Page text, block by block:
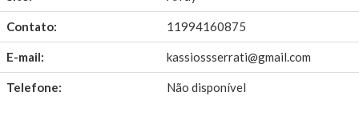
Contato: 11994160875
E-mail: kassiossserrati@gmail.com
Telefone: Não disponível